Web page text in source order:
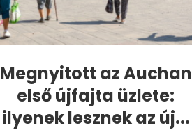
Megnyitott az Auchan
első újfajta üzlete:
ilyenek lesznek az új...